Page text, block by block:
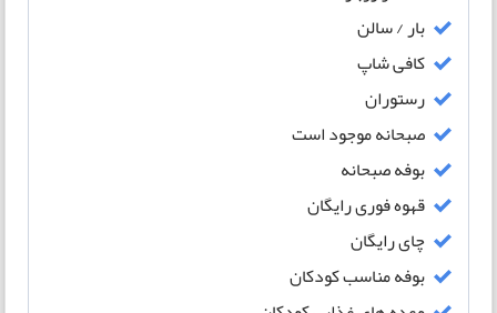
بار / سالن
کافی شاپ
رستوران
صبحانه موجود است
بوفه صبحانه
قهوه فوری رایگان
چای رایگان
بوفه مناسب کودکان